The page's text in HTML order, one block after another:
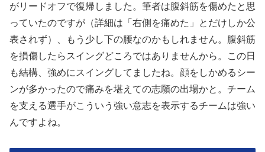
がリードオフで復帰しました。筆者は腹斜筋を傷めたと思
っていたのですが（詳細は「右側を痛めた」とだけしか公
表されず）、もう少し下の腰なのかもしれません。腹斜筋
を損傷したらスイングどころではありませんから。この日
も結構、強めにスイングしてましたね。顔をしかめるシー
ンが多かったので痛みを堪えての志願の出場かと。チーム
を支える選手がこういう強い意志を表示するチームは強い
んですよね。